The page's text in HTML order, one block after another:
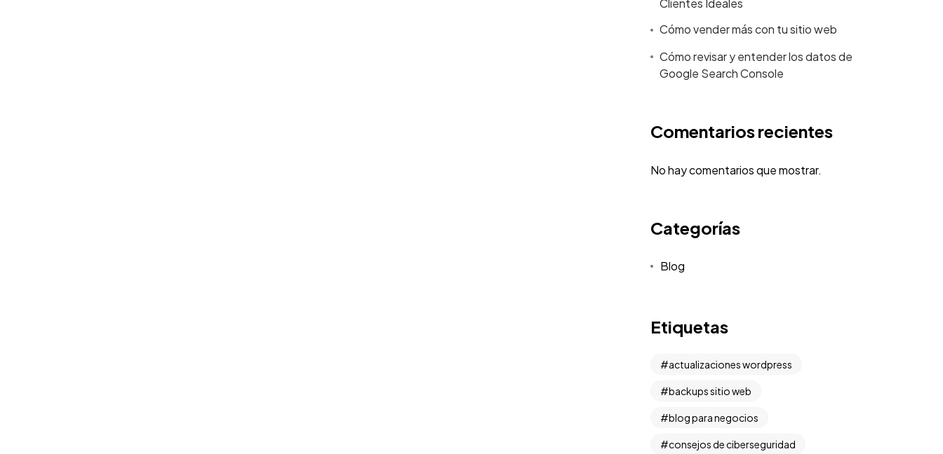
Clientes Ideales
Cómo vender más con tu sitio web
Cómo revisar y entender los datos de
Google Search Console
Comentarios recientes
No hay comentarios que mostrar.
Categorías
Blog
Etiquetas
actualizaciones wordpress
backups sitio web
blog para negocios
consejos de ciberseguridad